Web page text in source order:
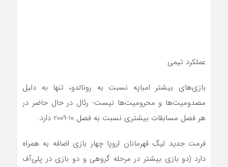
عملکرد تیمی
بازی‌های بیشتر امباپه نسبت به رونالدو، تنها به دلیل
مصدومیت‌ها و محرومیت‌ها نیست- رئال در حال حاضر در
هر فصل مسابقات بیشتری نسبت به فصل 10-2009 دارد.
فرمت جدید لیگ قهرمانان اروپا چهار بازی اضافه به همراه
دارد (دو بازی بیشتر در مرحله‌ گروهی و دو بازی در پلی‌آف